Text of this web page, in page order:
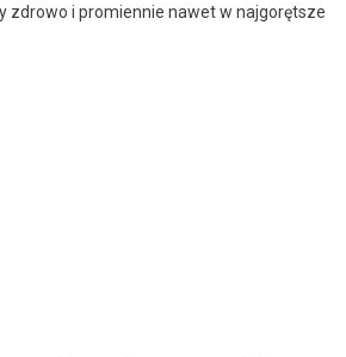
zdrowo i promiennie nawet w najgorętsze